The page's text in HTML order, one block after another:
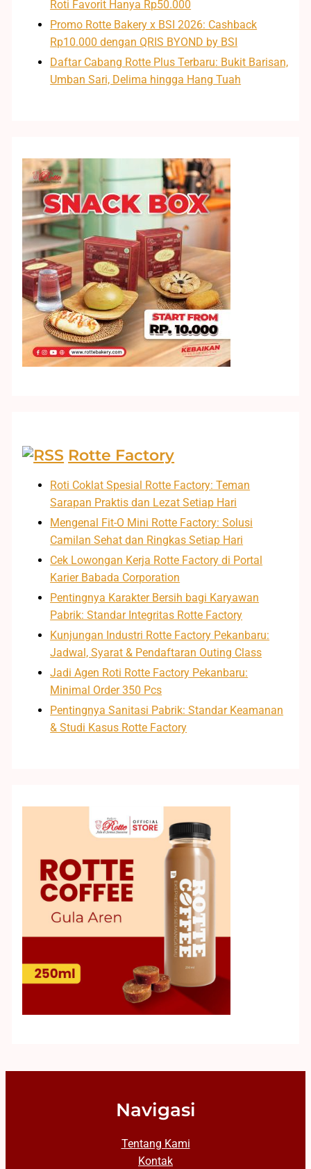
Roti Favorit Hanya Rp50.000
Promo Rotte Bakery x BSI 2026: Cashback
Rp10.000 dengan QRIS BYOND by BSI
Daftar Cabang Rotte Plus Terbaru: Bukit Barisan,
Umban Sari, Delima hingga Hang Tuah
Rotte Factory
Roti Coklat Spesial Rotte Factory: Teman
Sarapan Praktis dan Lezat Setiap Hari
Mengenal Fit-O Mini Rotte Factory: Solusi
Camilan Sehat dan Ringkas Setiap Hari
Cek Lowongan Kerja Rotte Factory di Portal
Karier Babada Corporation
Pentingnya Karakter Bersih bagi Karyawan
Pabrik: Standar Integritas Rotte Factory
Kunjungan Industri Rotte Factory Pekanbaru:
Jadwal, Syarat & Pendaftaran Outing Class
Jadi Agen Roti Rotte Factory Pekanbaru:
Minimal Order 350 Pcs
Pentingnya Sanitasi Pabrik: Standar Keamanan
& Studi Kasus Rotte Factory
Navigasi
Tentang Kami
Kontak